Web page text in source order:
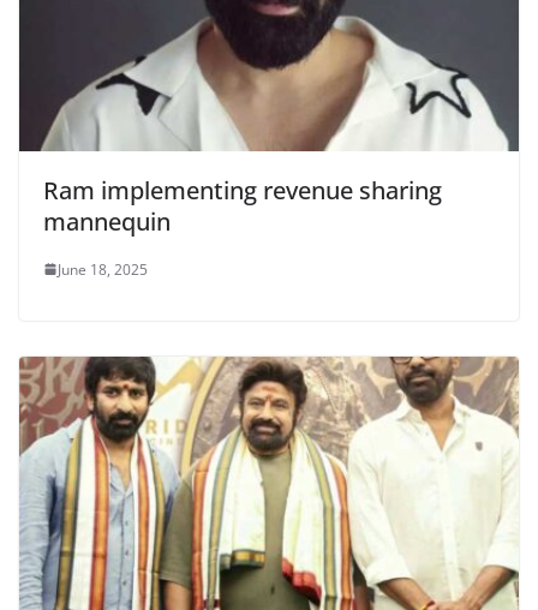
Ram implementing revenue sharing
mannequin
June 18, 2025